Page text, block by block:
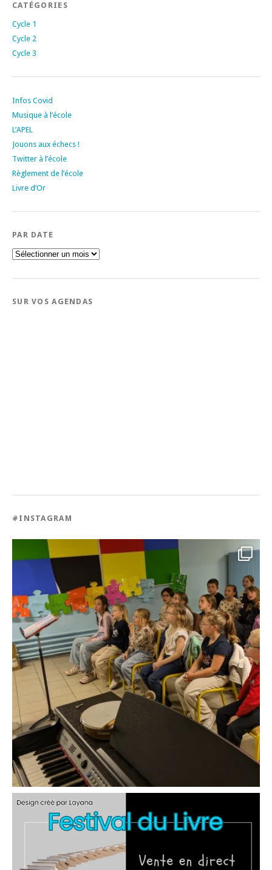
CATÉGORIES
Cycle 1
Cycle 2
Cycle 3
Infos Covid
Musique à l’école
L’APEL
Jouons aux échecs !
Twitter à l’école
Règlement de l’école
Livre d’Or
PAR DATE
Par
date
SUR VOS AGENDAS
#INSTAGRAM